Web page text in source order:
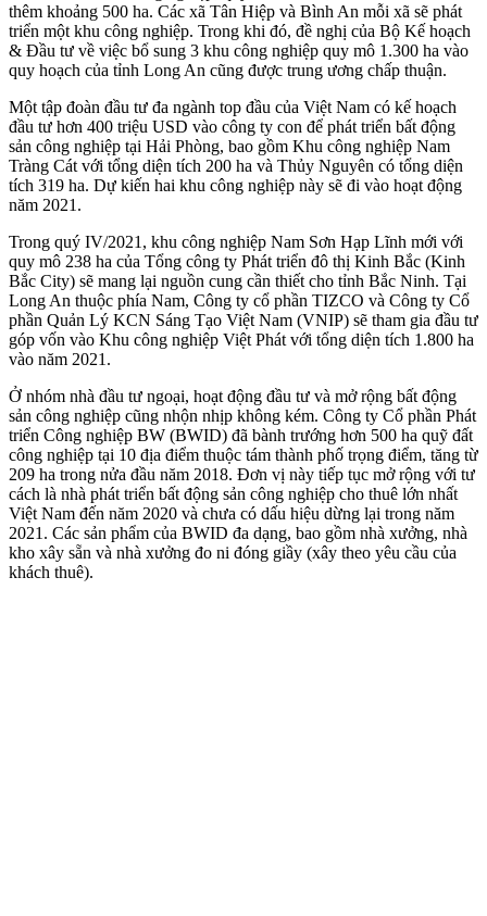
thêm khoảng 500 ha. Các xã Tân Hiệp và Bình An mỗi xã sẽ phát
triển một khu công nghiệp. Trong khi đó, đề nghị của Bộ Kế hoạch
& Đầu tư về việc bổ sung 3 khu công nghiệp quy mô 1.300 ha vào
quy hoạch của tỉnh Long An cũng được trung ương chấp thuận.
Một tập đoàn đầu tư đa ngành top đầu của Việt Nam có kế hoạch
đầu tư hơn 400 triệu USD vào công ty con để phát triển bất động
sản công nghiệp tại Hải Phòng, bao gồm Khu công nghiệp Nam
Tràng Cát với tổng diện tích 200 ha và Thủy Nguyên có tổng diện
tích 319 ha. Dự kiến hai khu công nghiệp này sẽ đi vào hoạt động
năm 2021.
Trong quý IV/2021, khu công nghiệp Nam Sơn Hạp Lĩnh mới với
quy mô 238 ha của Tổng công ty Phát triển đô thị Kinh Bắc (Kinh
Bắc City) sẽ mang lại nguồn cung cần thiết cho tỉnh Bắc Ninh. Tại
Long An thuộc phía Nam, Công ty cổ phần TIZCO và Công ty Cổ
phần Quản Lý KCN Sáng Tạo Việt Nam (VNIP) sẽ tham gia đầu tư
góp vốn vào Khu công nghiệp Việt Phát với tổng diện tích 1.800 ha
vào năm 2021.
Ở nhóm nhà đầu tư ngoại, hoạt động đầu tư và mở rộng bất động
sản công nghiệp cũng nhộn nhịp không kém. Công ty Cổ phần Phát
triển Công nghiệp BW (BWID) đã bành trướng hơn 500 ha quỹ đất
công nghiệp tại 10 địa điểm thuộc tám thành phố trọng điểm, tăng từ
209 ha trong nửa đầu năm 2018. Đơn vị này tiếp tục mở rộng với tư
cách là nhà phát triển bất động sản công nghiệp cho thuê lớn nhất
Việt Nam đến năm 2020 và chưa có dấu hiệu dừng lại trong năm
2021. Các sản phẩm của BWID đa dạng, bao gồm nhà xưởng, nhà
kho xây sẵn và nhà xưởng đo ni đóng giầy (xây theo yêu cầu của
khách thuê).